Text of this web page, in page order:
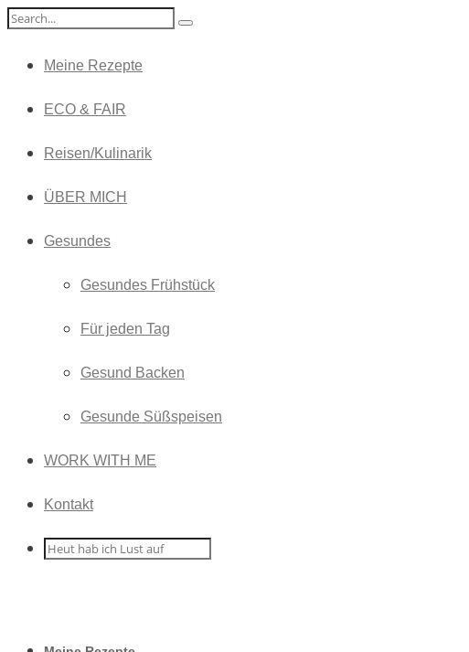
Meine Rezepte
ECO & FAIR
Reisen/Kulinarik
ÜBER MICH
Gesundes
Gesundes Frühstück
Für jeden Tag
Gesund Backen
Gesunde Süßspeisen
WORK WITH ME
Kontakt